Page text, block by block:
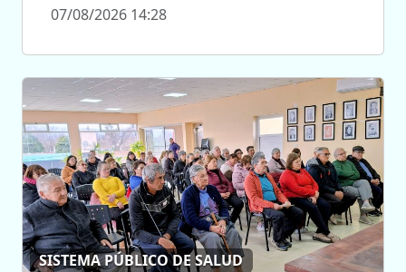
07/08/2026 14:28
SISTEMA PÚBLICO DE SALUD